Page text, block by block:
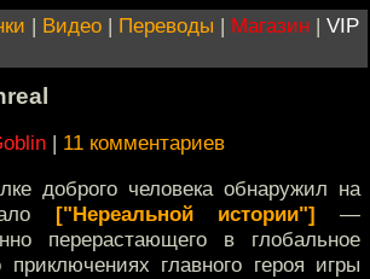
| Видео | Переводы | Магазин | VIP
| 11 комментариев
доброго человека обнаружил на
["Нереальной истории"] —
перерастающего в глобальное
приключениях главного героя игры